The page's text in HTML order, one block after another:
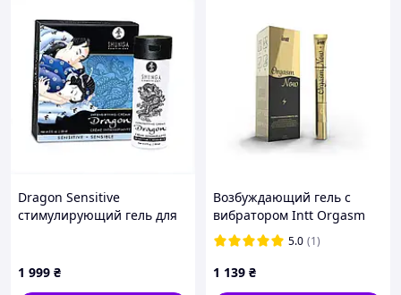
Dragon Sensitive
стимулирующий гель для
1 999 ₴
Возбуждающий гель с
вибратором Intt Orgasm
Now 15 мл (SO2924)
5.0 (1)
1 139 ₴